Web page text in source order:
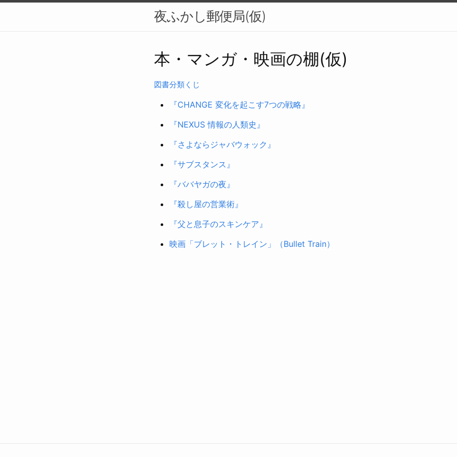
夜ふかし郵便局(仮)
本・マンガ・映画の棚(仮)
図書分類くじ
『CHANGE 変化を起こす7つの戦略』
『NEXUS 情報の人類史』
『さよならジャバウォック』
『サブスタンス』
『ババヤガの夜』
『殺し屋の営業術』
『父と息子のスキンケア』
映画「ブレット・トレイン」（Bullet Train）